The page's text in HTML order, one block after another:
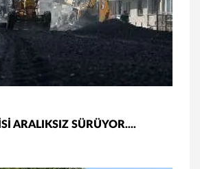
ARALIKSIZ SÜRÜYOR....